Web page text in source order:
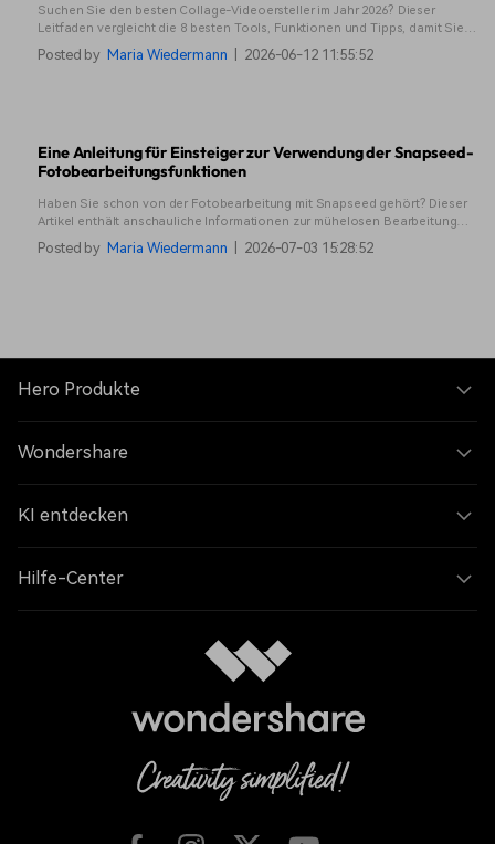
Suchen Sie den besten Collage-Videoersteller im Jahr 2026? Dieser
Leitfaden vergleicht die 8 besten Tools, Funktionen und Tipps, damit Sie
schnell auffällige Video-Collagen erstellen können.
Posted by Maria Wiedermann 2026-06-12 11:55:52
Eine Anleitung für Einsteiger zur Verwendung der Snapseed-
Fotobearbeitungsfunktionen
Haben Sie schon von der Fotobearbeitung mit Snapseed gehört? Dieser
Artikel enthält anschauliche Informationen zur mühelosen Bearbeitung
Posted by Maria Wiedermann 2026-07-03 15:28:52
Hero Produkte
Wondershare
KI entdecken
Hilfe-Center